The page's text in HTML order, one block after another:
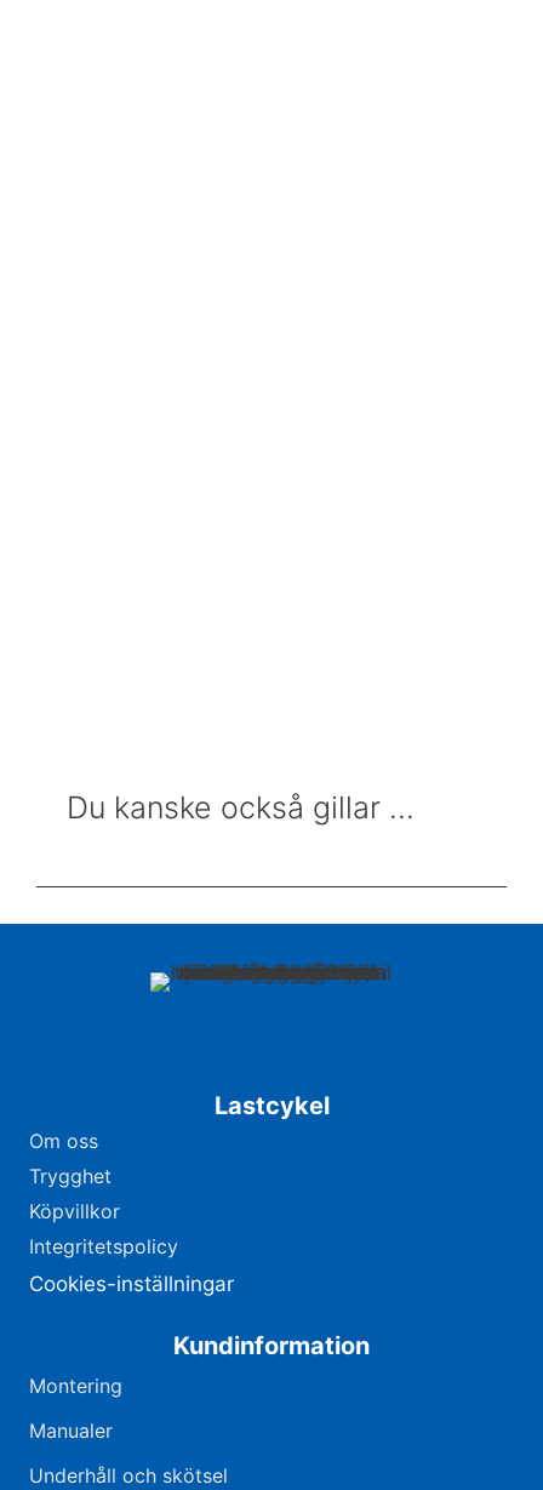
Du kanske också gillar ...
Lastcykel
Om oss
Trygghet
Köpvillkor
Integritetspolicy
Cookies-inställningar
Kundinformation
Montering
Manualer
Underhåll och skötsel